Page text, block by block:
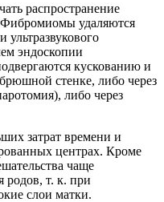
распространение
Фибромиомы удаляются
эндоскопии
кускованию и
стенке, либо через
либо через
затрат времени и
центрах. Кроме
чаще
родов, т. к. при
слои матки.